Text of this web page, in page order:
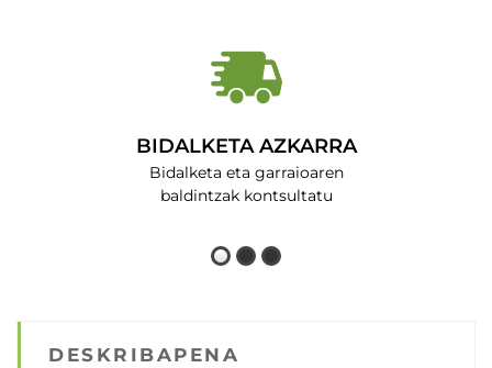
BIDALKETA AZKARRA
Bidalketa eta garraioaren
baldintzak kontsultatu
DESKRIBAPENA